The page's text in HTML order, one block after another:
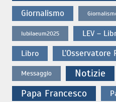
Giornalismo
Iubilaeum2025 LEV –
Libro L’Osservatore
Messaggio Notizie
Papa Francesco